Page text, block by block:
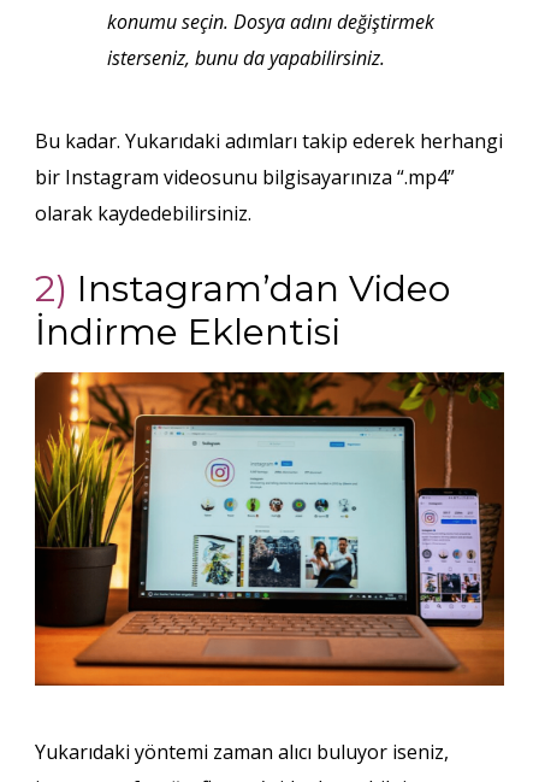
konumu seçin. Dosya adını değiştirmek
isterseniz, bunu da yapabilirsiniz.
Bu kadar. Yukarıdaki adımları takip ederek herhangi
bir Instagram videosunu bilgisayarınıza “.mp4”
olarak kaydedebilirsiniz.
2) Instagram’dan Video
İndirme Eklentisi
Yukarıdaki yöntemi zaman alıcı buluyor iseniz,